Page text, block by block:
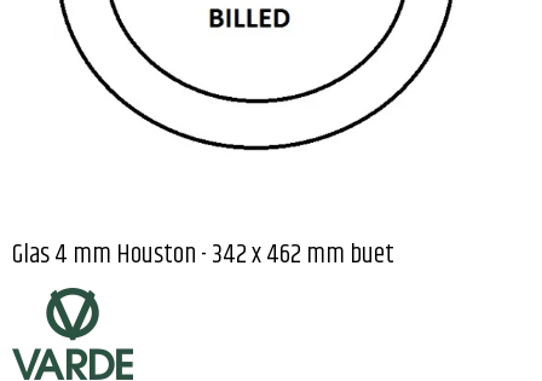
Glas 4 mm Houston - 342 x 462 mm buet